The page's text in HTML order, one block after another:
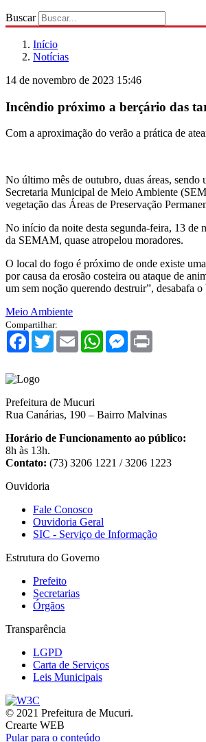
Buscar
Início
Notícias
14 de novembro de 2023 15:46
Incêndio próximo a berçário das
Com a aproximação do verão a prática de
No último mês de outubro, duas áreas,
Secretaria Municipal de Meio Ambiente
vegetação das Áreas de Preservação
No início da noite desta segunda-feira, 13 de
da SEMAM, quase atropelou moradores.
O local do fogo é próximo de onde existe
por causa da erosão costeira ou ataque de
um sem noção querendo destruir”, desabafa
Meio Ambiente
Compartilhar:
Facebook
TwitterEmail WhatsAppMessenger
Prefeitura de Mucuri
Rua Canárias, 190 – Bairro Malvinas
Horário de Funcionamento ao público:
8h às 13h.
Contato: (73) 3206 1221 / 3206 1223
Ouvidoria
Fale Conosco
Ouvidoria Geral
SIC - Serviço de Informação
Estrutura do Governo
Prefeito
Secretarias
Órgãos
Transparência
LGPD
Carta de Serviços
Leis Municipais
© 2021 Prefeitura de Mucuri.
Crearte WEB
Pular para o conteúdo